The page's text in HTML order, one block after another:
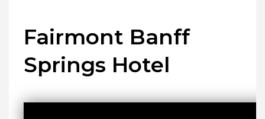
Fairmont Banff
Springs Hotel